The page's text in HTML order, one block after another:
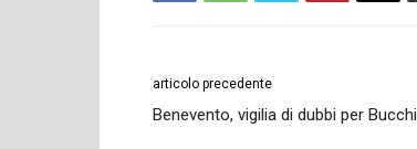
articolo precedente
Benevento, vigilia di dubbi per Bucchi